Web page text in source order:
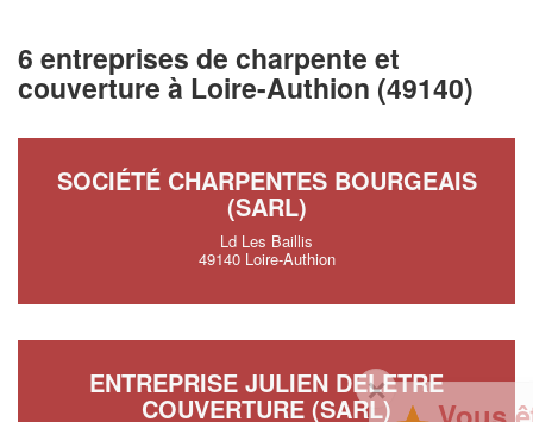
6 entreprises de charpente et
couverture à Loire-Authion (49140)
SOCIÉTÉ CHARPENTES BOURGEAIS
(SARL)
Ld Les Baillis
49140 Loire-Authion
ENTREPRISE JULIEN DELETRE
COUVERTURE (SARL)
✕